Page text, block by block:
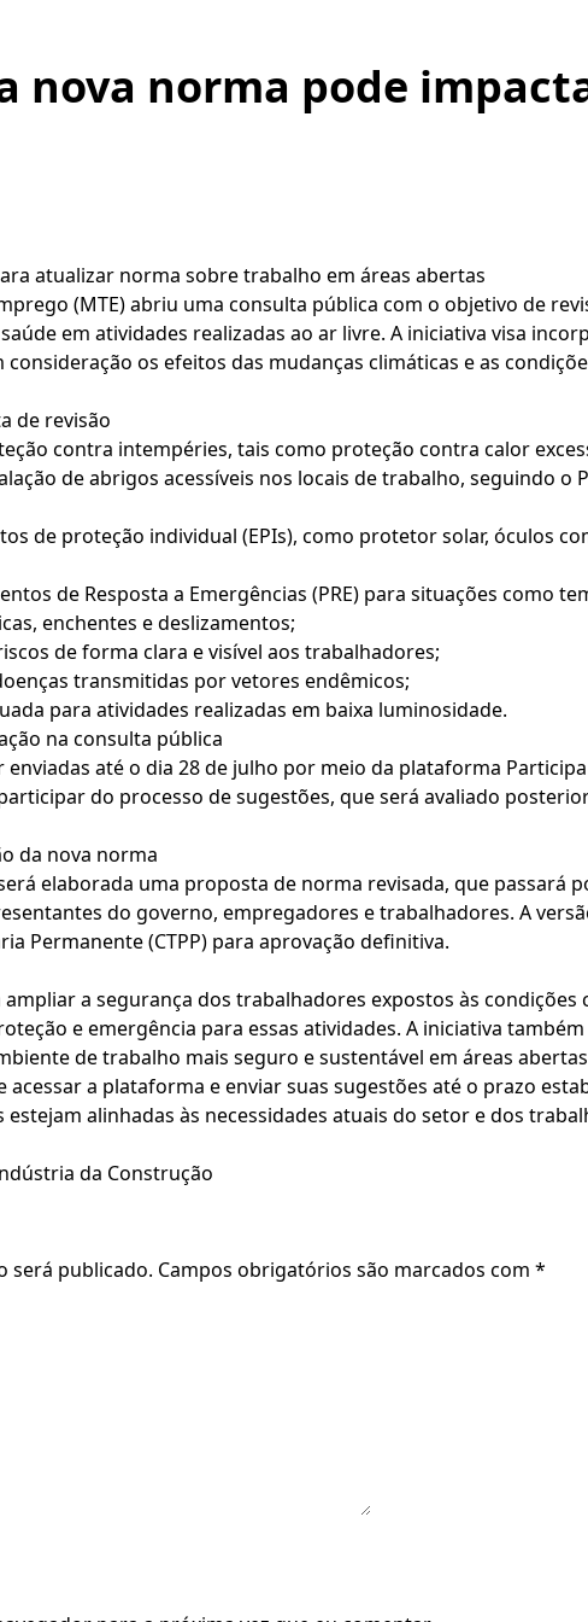
nova norma pode
atualizar norma sobre trabalho em áreas abertas
(MTE) abriu uma consulta pública com o objetivo de
em atividades realizadas ao ar livre. A iniciativa visa
consideração os efeitos das mudanças climáticas e as
de revisão
contra intempéries, tais como proteção contra calor
de abrigos acessíveis nos locais de trabalho, seguindo o
de proteção individual (EPIs), como protetor solar, óculos
de Resposta a Emergências (PRE) para situações como
enchentes e deslizamentos;
de forma clara e visível aos trabalhadores;
transmitidas por vetores endêmicos;
para atividades realizadas em baixa luminosidade.
na consulta pública
até o dia 28 de julho por meio da plataforma
do processo de sugestões, que será avaliado
da nova norma
elaborada uma proposta de norma revisada, que passará
do governo, empregadores e trabalhadores. A
Permanente (CTPP) para aprovação definitiva.
ampliar a segurança dos trabalhadores expostos às
e emergência para essas atividades. A iniciativa
de trabalho mais seguro e sustentável em áreas
acessar a plataforma e enviar suas sugestões até o prazo
alinhadas às necessidades atuais do setor e dos
da Construção
será publicado. Campos obrigatórios são marcados com *